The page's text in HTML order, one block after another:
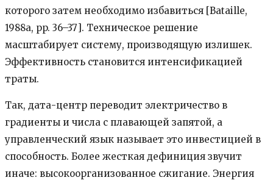
которого затем необходимо избавиться [Bataille,
1988a, pp. 36–37]. Техническое решение
масштабирует систему, производящую излишек.
Эффективность становится интенсификацией
траты.
Так, дата-центр переводит электричество в
градиенты и числа с плавающей запятой, а
управленческий язык называет это инвестицией в
способность. Более жесткая дефиниция звучит
иначе: высокоорганизованное сжигание. Энергия